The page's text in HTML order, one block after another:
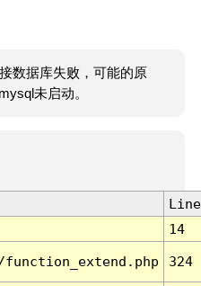
数据库失败，可能的原
未启动。
Line
14
324